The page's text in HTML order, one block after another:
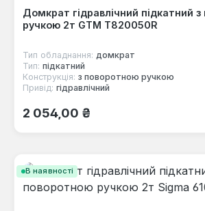
Домкрат гідравлічний підкатний
ручкою 2т GTM T820050R
Тип обладнання: домкрат
Тип: підкатний
Конструкція: з поворотною ручкою
Привід: гідравлічний
Звичайна ціна:
2 054,00 ₴
В наявності